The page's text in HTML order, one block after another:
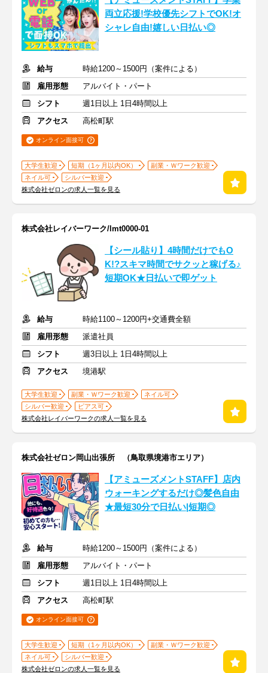
両立応援!学校優先シフトでOK!オ
シャレ自由!嬉しい日払い◎
給与
時給1200～1500円（案件による）
雇用形態
アルバイト・パート
シフト
週1日以上 1日4時間以上
アクセス
高松町駅
オンライン面接可
大学生歓迎 短期（1ヶ月以内OK）
副業・Ｗワーク歓迎
ネイル可
シルバー歓迎
株式会社ゼロンの求人一覧を見る
株式会社レイバーワーク/lmt0000-01
【シール貼り】4時間だけでもO
K!?スキマ時間でサクッと稼げる♪
短期OK★日払いで即ゲット
給与
時給1100～1200円+交通費全額
雇用形態
派遣社員
シフト
週3日以上 1日4時間以上
アクセス
境港駅
大学生歓迎 副業・Ｗワーク歓迎
ネイル可
シルバー歓迎
ピアス可
株式会社レイバーワークの求人一覧を見る
株式会社ゼロン岡山出張所 （鳥取県境港市エリア）
【アミューズメントSTAFF】店内
ウォーキングするだけ◎髪色自由
★最短30分で日払い|短期◎
給与
時給1200～1500円（案件による）
雇用形態
アルバイト・パート
シフト
週1日以上 1日4時間以上
アクセス
高松町駅
オンライン面接可
大学生歓迎 短期（1ヶ月以内OK）
副業・Ｗワーク歓迎
ネイル可
シルバー歓迎
株式会社ゼロンの求人一覧を見る